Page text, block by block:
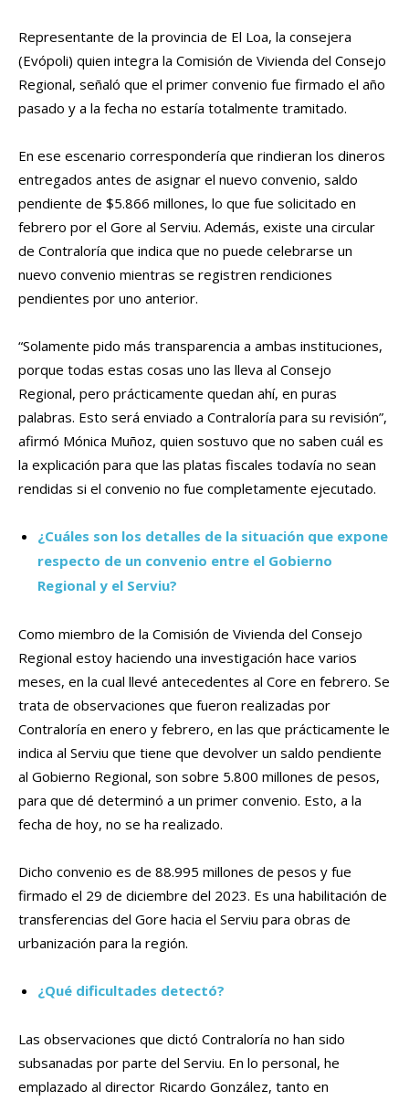
Representante de la provincia de El Loa, la consejera
(Evópoli) quien integra la Comisión de Vivienda del Consejo
Regional, señaló que el primer convenio fue firmado el año
pasado y a la fecha no estaría totalmente tramitado.
En ese escenario correspondería que rindieran los dineros
entregados antes de asignar el nuevo convenio, saldo
pendiente de $5.866 millones, lo que fue solicitado en
febrero por el Gore al Serviu. Además, existe una circular
de Contraloría que indica que no puede celebrarse un
nuevo convenio mientras se registren rendiciones
pendientes por uno anterior.
“Solamente pido más transparencia a ambas instituciones,
porque todas estas cosas uno las lleva al Consejo
Regional, pero prácticamente quedan ahí, en puras
palabras. Esto será enviado a Contraloría para su revisión”,
afirmó Mónica Muñoz, quien sostuvo que no saben cuál es
la explicación para que las platas fiscales todavía no sean
rendidas si el convenio no fue completamente ejecutado.
¿Cuáles son los detalles de la situación que expone
respecto de un convenio entre el Gobierno
Regional y el Serviu?
Como miembro de la Comisión de Vivienda del Consejo
Regional estoy haciendo una investigación hace varios
meses, en la cual llevé antecedentes al Core en febrero. Se
trata de observaciones que fueron realizadas por
Contraloría en enero y febrero, en las que prácticamente le
indica al Serviu que tiene que devolver un saldo pendiente
al Gobierno Regional, son sobre 5.800 millones de pesos,
para que dé determinó a un primer convenio. Esto, a la
fecha de hoy, no se ha realizado.
Dicho convenio es de 88.995 millones de pesos y fue
firmado el 29 de diciembre del 2023. Es una habilitación de
transferencias del Gore hacia el Serviu para obras de
urbanización para la región.
¿Qué dificultades detectó?
Las observaciones que dictó Contraloría no han sido
subsanadas por parte del Serviu. En lo personal, he
emplazado al director Ricardo González, tanto en